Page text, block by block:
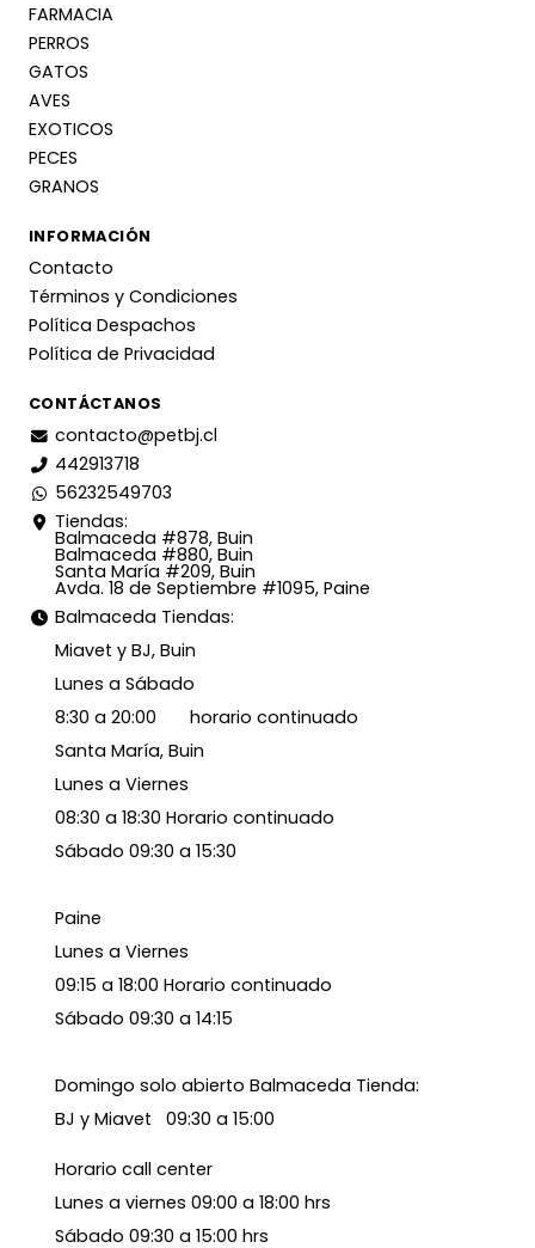
FARMACIA
PERROS
GATOS
AVES
EXOTICOS
PECES
GRANOS
INFORMACIÓN
Contacto
Términos y Condiciones
Política Despachos
Política de Privacidad
CONTÁCTANOS
contacto@petbj.cl
442913718
56232549703
Tiendas:
Balmaceda #878, Buin
Balmaceda #880, Buin
Santa María #209, Buin
Avda. 18 de Septiembre #1095, Paine
Balmaceda Tiendas:
Miavet y BJ, Buin
Lunes a Sábado
8:30 a 20:00 horario continuado
Santa María, Buin
Lunes a Viernes
08:30 a 18:30 Horario continuado
Sábado 09:30 a 15:30
Paine
Lunes a Viernes
09:15 a 18:00 Horario continuado
Sábado 09:30 a 14:15
Domingo solo abierto Balmaceda Tienda:
BJ y Miavet 09:30 a 15:00
Horario call center
Lunes a viernes 09:00 a 18:00 hrs
Sábado 09:30 a 15:00 hrs